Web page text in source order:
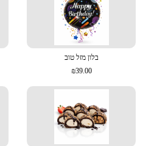
בלון מזל טוב
₪39.00